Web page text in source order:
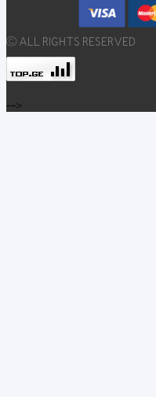
© ALL RIGHTS RESERVED
-->